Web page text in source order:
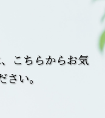
こちらからお気
い。